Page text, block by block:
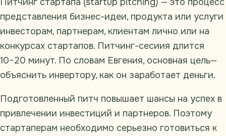
представления бизнес-идеи, продукта или услуги
инвесторам, партнерам, клиентам лично или на
конкурсах стартапов. Питчинг-сесиия длится
10−20 минут. По словам Евгения, основная цель—
объяснить инвертору, как он заработает деньги.
Подготовленный питч повышает шансы на успех в
привлечении инвестиций и партнеров. Поэтому
стартаперам необходимо серьезно готовиться к